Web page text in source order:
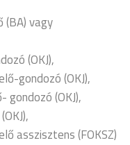
(BA) vagy
(OKJ),
gondozó (OKJ),
gondozó (OKJ),
asszisztens (FOKSZ)